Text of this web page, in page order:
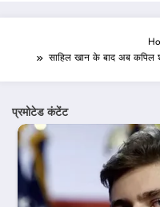
साहिल खान के बाद अब कपिल